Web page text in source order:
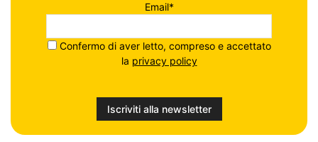
Email*
Confermo di aver letto, compreso e accettato
la privacy policy